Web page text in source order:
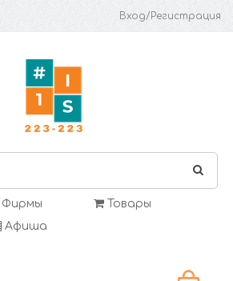
Вход/Регистрация
Фирмы
Товары
Афиша